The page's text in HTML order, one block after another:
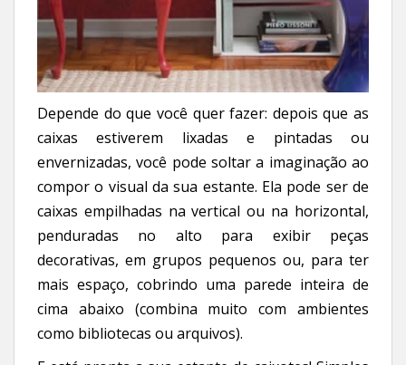
Depende do que você quer fazer: depois que as
caixas estiverem lixadas e pintadas ou
envernizadas, você pode soltar a imaginação ao
compor o visual da sua estante. Ela pode ser de
caixas empilhadas na vertical ou na horizontal,
penduradas no alto para exibir peças
decorativas, em grupos pequenos ou, para ter
mais espaço, cobrindo uma parede inteira de
cima abaixo (combina muito com ambientes
como bibliotecas ou arquivos).